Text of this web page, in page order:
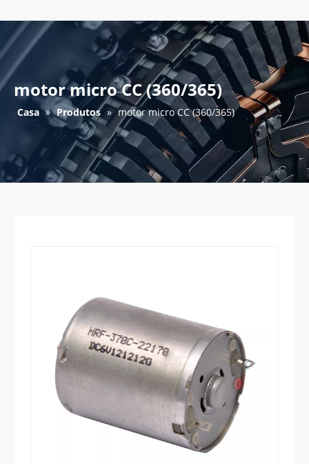
motor micro CC (360/365)
Casa » Produtos » motor micro CC (360/365)